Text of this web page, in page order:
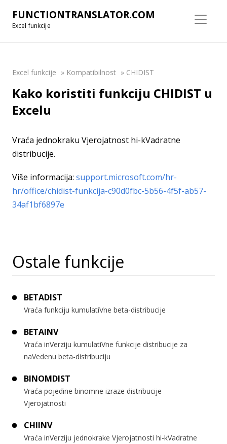
FUNCTIONTRANSLATOR.COM
Excel funkcije
Excel funkcije » Kompatibilnost » CHIDIST
Kako koristiti funkciju CHIDIST u
Excelu
Vraća jednokraku Vjerojatnost hi-kVadratne
distribucije.
Više informacija: support.microsoft.com/hr-
hr/office/chidist-funkcija-c90d0fbc-5b56-4f5f-ab57-
34af1bf6897e
Ostale funkcije
BETADIST
Vraća funkciju kumulatiVne beta-distribucije
BETAINV
Vraća inVerziju kumulatiVne funkcije distribucije za
naVedenu beta-distribuciju
BINOMDIST
Vraća pojedine binomne izraze distribucije
Vjerojatnosti
CHIINV
Vraća inVerziju jednokrake Vjerojatnosti hi-kVadratne